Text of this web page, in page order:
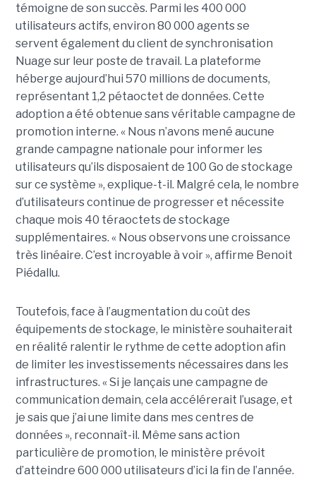
témoigne de son succès. Parmi les 400 000
utilisateurs actifs, environ 80 000 agents se
servent également du client de synchronisation
Nuage sur leur poste de travail. La plateforme
héberge aujourd’hui 570 millions de documents,
représentant 1,2 pétaoctet de données. Cette
adoption a été obtenue sans véritable campagne de
promotion interne. « Nous n’avons mené aucune
grande campagne nationale pour informer les
utilisateurs qu’ils disposaient de 100 Go de stockage
sur ce système », explique-t-il. Malgré cela, le nombre
d’utilisateurs continue de progresser et nécessite
chaque mois 40 téraoctets de stockage
supplémentaires. « Nous observons une croissance
très linéaire. C’est incroyable à voir », affirme Benoit
Piédallu.
Toutefois, face à l’augmentation du coût des
équipements de stockage, le ministère souhaiterait
en réalité ralentir le rythme de cette adoption afin
de limiter les investissements nécessaires dans les
infrastructures. « Si je lançais une campagne de
communication demain, cela accélérerait l’usage, et
je sais que j’ai une limite dans mes centres de
données », reconnaît-il. Même sans action
particulière de promotion, le ministère prévoit
d’atteindre 600 000 utilisateurs d’ici la fin de l’année.